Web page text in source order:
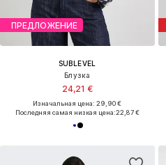
ПРЕДЛОЖЕНИЕ
SUBLEVEL
Блузка
24,21 €
Изначальная цена: 29,90 €
Последняя самая низкая цена:22,87 €